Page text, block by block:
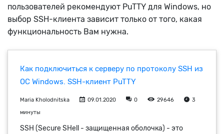
пользователей рекомендуют PuTTY для Windows, но
выбор SSH-клиента зависит только от того, какая
функциональность Вам нужна.